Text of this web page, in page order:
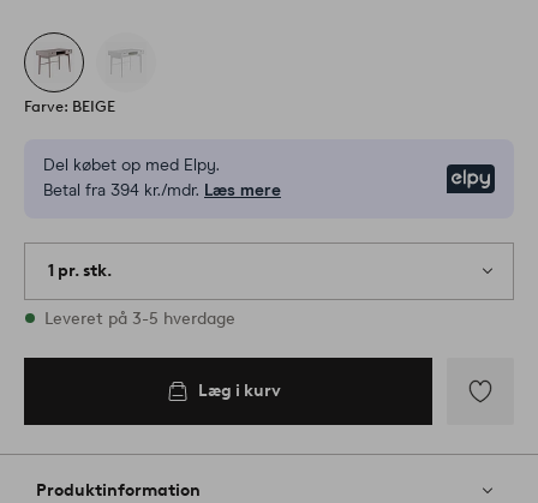
Farve: BEIGE
Del købet op med Elpy.
Betal fra 394 kr./mdr. Læs mere
1 pr. stk.
På lager
Leveret på 3-5 hverdage
Læg i kurv
til
Produktinformation